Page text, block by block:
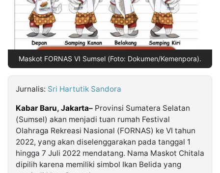
Kabarbaru
Kabarbaru.co
2026
Maskot FORNAS VI Sumsel (Foto: Dokumen/Kemenpora).
Jurnalis: Sri Hartutik Sandora
Kabar Baru, Jakarta– Provinsi Sumatera Selatan
(Sumsel) akan menjadi tuan rumah Festival
Olahraga Rekreasi Nasional (FORNAS) ke VI tahun
2022, yang akan diselenggarakan pada tanggal 1
hingga 7 Juli 2022 mendatang. Nama Maskot Chitala
dipilih karena memiliki simbol Ikan Belida yang